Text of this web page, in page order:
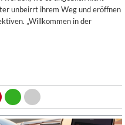
unbeirrt ihrem Weg und eröffnen
„Willkommen in der